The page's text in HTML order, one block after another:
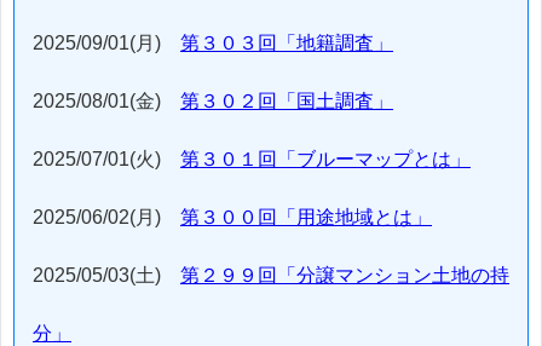
2025/09/01(月) 第３０３回「地籍調査」
2025/08/01(金) 第３０２回「国土調査」
2025/07/01(火) 第３０１回「ブルーマップとは」
2025/06/02(月) 第３００回「用途地域とは」
2025/05/03(土) 第２９９回「分譲マンション土地の持
分」